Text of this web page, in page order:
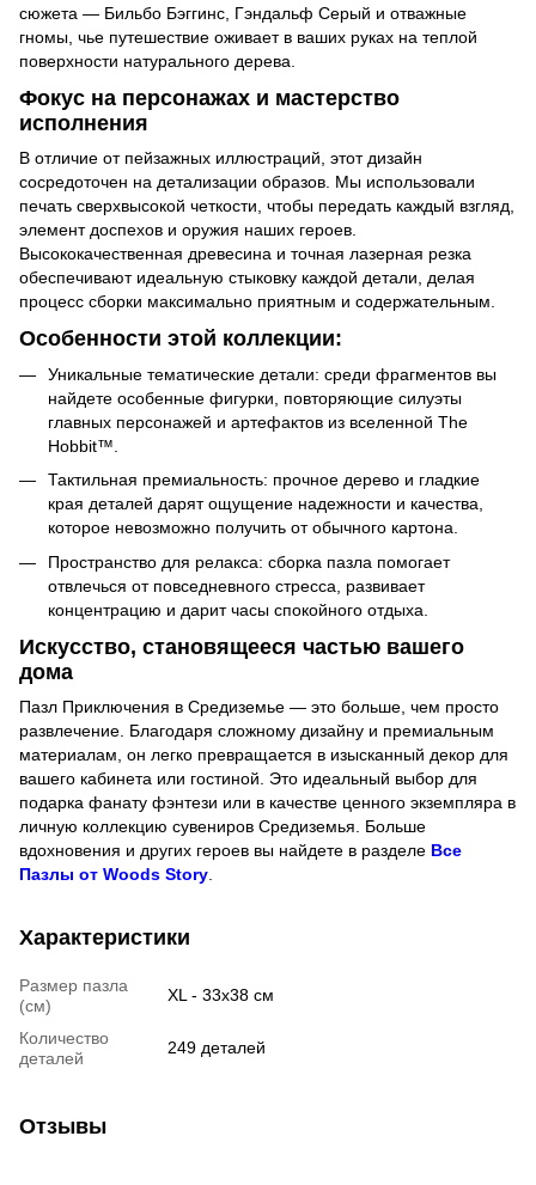
сюжета — Бильбо Бэггинс, Гэндальф Серый и отважные
гномы, чье путешествие оживает в ваших руках на теплой
поверхности натурального дерева.
Фокус на персонажах и мастерство
исполнения
В отличие от пейзажных иллюстраций, этот дизайн
сосредоточен на детализации образов. Мы использовали
печать сверхвысокой четкости, чтобы передать каждый взгляд,
элемент доспехов и оружия наших героев.
Высококачественная древесина и точная лазерная резка
обеспечивают идеальную стыковку каждой детали, делая
процесс сборки максимально приятным и содержательным.
Особенности этой коллекции:
Уникальные тематические детали: среди фрагментов вы
найдете особенные фигурки, повторяющие силуэты
главных персонажей и артефактов из вселенной The
Hobbit™.
Тактильная премиальность: прочное дерево и гладкие
края деталей дарят ощущение надежности и качества,
которое невозможно получить от обычного картона.
Пространство для релакса: сборка пазла помогает
отвлечься от повседневного стресса, развивает
концентрацию и дарит часы спокойного отдыха.
Искусство, становящееся частью вашего
дома
Пазл Приключения в Средиземье — это больше, чем просто
развлечение. Благодаря сложному дизайну и премиальным
материалам, он легко превращается в изысканный декор для
вашего кабинета или гостиной. Это идеальный выбор для
подарка фанату фэнтези или в качестве ценного экземпляра в
личную коллекцию сувениров Средиземья. Больше
вдохновения и других героев вы найдете в разделе Все
Пазлы от Woods Story
Характеристики
Размер пазла
(см)
XL - 33х38 см
Количество
деталей
249 деталей
Отзывы